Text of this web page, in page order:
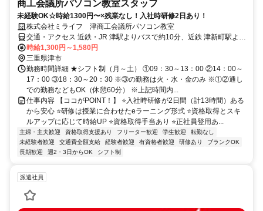
商工会議所パソコン教室スタッフ
未経験OK☆時給1300円〜×残業なし！入社時研修2日あり！
株式会社ミライフ 津商工会議所パソコン教室
交通・アクセス 近鉄・JR 津駅よりバスで約10分、近鉄 津新町駅より
バスで約8分
時給1,300円～1,580円
三重県津市
勤務時間詳細 ★シフト制（月～土） ①09：30～13：00 ②14：00～
17：00 ③18：30～20：30 ※③の勤務は火・水・金のみ ※①②通し
での勤務などもOK（休憩60分） ※上記時間内...
仕事内容 【ココがPOINT！】 ⭐入社時研修が2日間（計13時間）ある
から安心 ⭐研修は授業に合わせたeラーニング形式 ⭐資格取得とスキ
ルアップに応じて時給UP ⭐資格取得手当あり ⭐正社員登用あ...
主婦・主夫歓迎 資格取得支援あり フリーター歓迎 学生歓迎
転勤なし
未経験者歓迎
交通費全額支給 経験者歓迎 有資格者歓迎 研修あり
ブランクOK
長期歓迎
週2・3日からOK シフト制
派遣社員